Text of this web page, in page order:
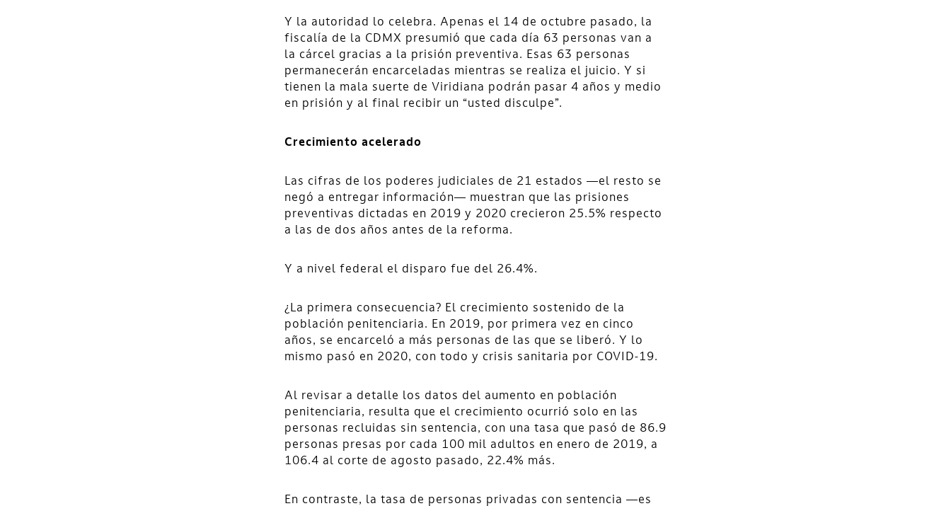
Y la autoridad lo celebra. Apenas el 14 de octubre pasado, la
fiscalía de la CDMX presumió que cada día 63 personas van a
la cárcel gracias a la prisión preventiva. Esas 63 personas
permanecerán encarceladas mientras se realiza el juicio. Y si
tienen la mala suerte de Viridiana podrán pasar 4 años y medio
en prisión y al final recibir un “usted disculpe”.
Crecimiento acelerado
Las cifras de los poderes judiciales de 21 estados —el resto se
negó a entregar información— muestran que las prisiones
preventivas dictadas en 2019 y 2020 crecieron 25.5% respecto
a las de dos años antes de la reforma.
Y a nivel federal el disparo fue del 26.4%.
¿La primera consecuencia? El crecimiento sostenido de la
población penitenciaria. En 2019, por primera vez en cinco
años, se encarceló a más personas de las que se liberó. Y lo
mismo pasó en 2020, con todo y crisis sanitaria por COVID-19.
Al revisar a detalle los datos del aumento en población
penitenciaria, resulta que el crecimiento ocurrió solo en las
personas recluidas sin sentencia, con una tasa que pasó de 86.9
personas presas por cada 100 mil adultos en enero de 2019, a
106.4 al corte de agosto pasado, 22.4% más.
En contraste, la tasa de personas privadas con sentencia —es